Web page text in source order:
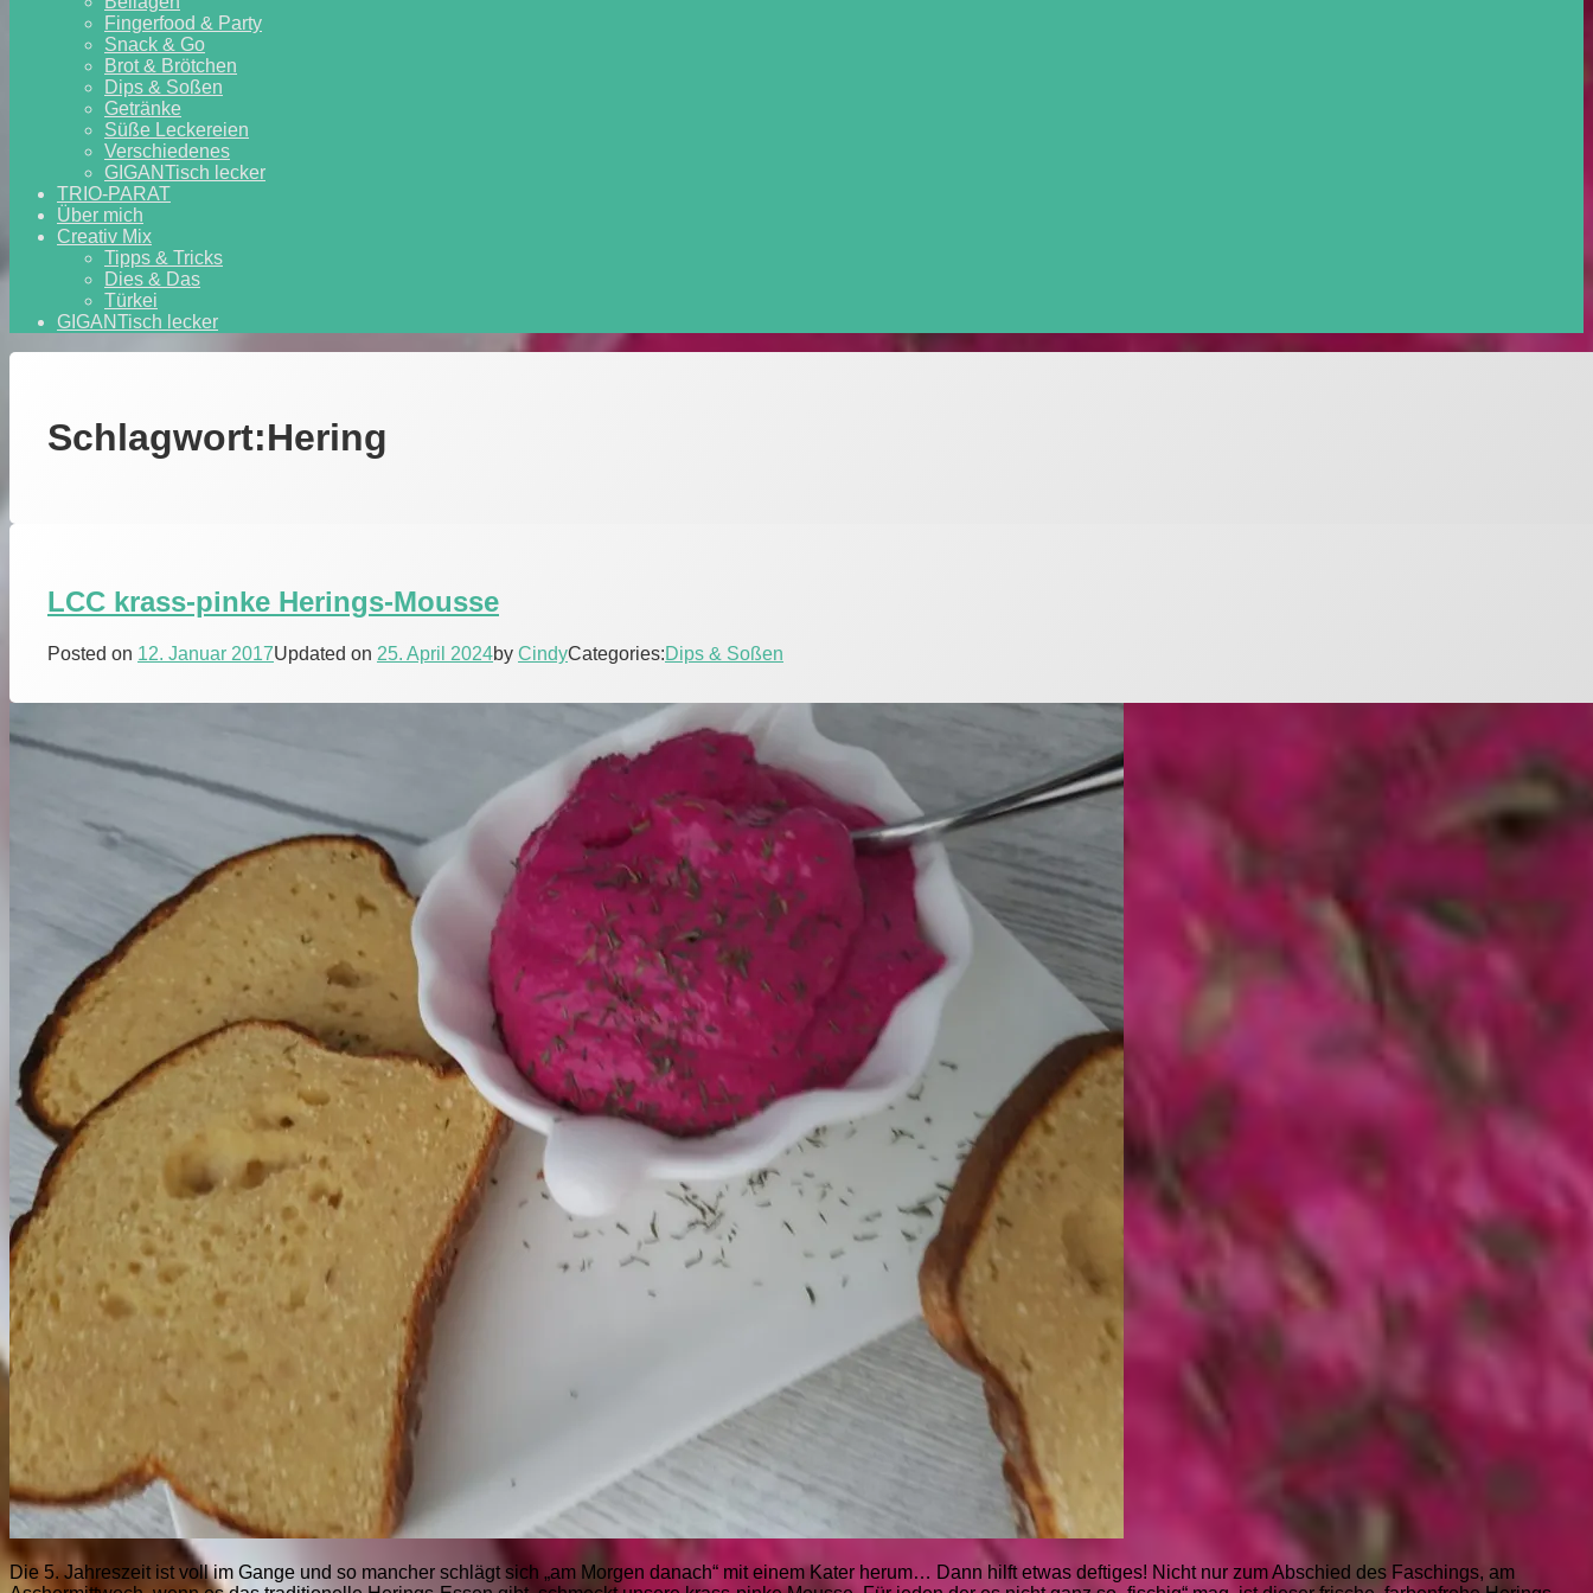
Fingerfood & Party
Snack & Go
Brot & Brötchen
Dips & Soßen
Getränke
Süße Leckereien
Verschiedenes
GIGANTisch lecker
TRIO-PARAT
Über mich
Creativ Mix
Tipps & Tricks
Dies & Das
Türkei
GIGANTisch lecker
Schlagwort:Hering
LCC krass-pinke Herings-Mousse
Posted on 12. Januar 2017Updated on 25. April 2024by CindyCategories:Dips & Soßen
Die 5. Jahreszeit ist voll im Gange und so mancher schlägt sich „am Morgen danach“ mit einem Kater herum… Dann hilft etwas deftiges! Nicht nur zum Abschied des Faschings, am